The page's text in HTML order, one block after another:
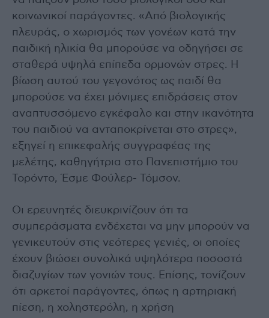
κοινωνικοί παράγοντες. «Από βιολογικής
πλευράς, ο χωρισμός των γονέων κατά την
παιδική ηλικία θα μπορούσε να οδηγήσει σε
σταθερά υψηλά επίπεδα ορμονών στρες. Η
βίωση αυτού του γεγονότος ως παιδί θα
μπορούσε να έχει μόνιμες επιδράσεις στον
αναπτυσσόμενο εγκέφαλο και στην ικανότητα
του παιδιού να ανταποκρίνεται στο στρες»,
εξηγεί η επικεφαλής συγγραφέας της
μελέτης, καθηγήτρια στο Πανεπιστήμιο του
Τορόντο, Έσμε Φούλερ- Τόμσον.
Οι ερευνητές διευκρινίζουν ότι τα
συμπεράσματα ενδέχεται να μην μπορούν να
γενικευτούν στις νεότερες γενιές, οι οποίες
έχουν βιώσει συνολικά υψηλότερα ποσοστά
διαζυγίων των γονιών τους. Επίσης, τονίζουν
ότι αρκετοί παράγοντες, όπως η αρτηριακή
πίεση, η χοληστερόλη, η χρήση